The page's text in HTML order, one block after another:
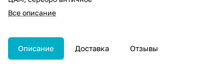
Все описание
Описание Доставка Отзывы